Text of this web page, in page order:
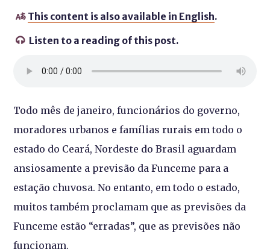
 This content is also available in English.
 Listen to a reading of this post.
Todo mês de janeiro, funcionários do governo,
moradores urbanos e famílias rurais em todo o
estado do Ceará, Nordeste do Brasil aguardam
ansiosamente a previsão da Funceme para a
estação chuvosa. No entanto, em todo o estado,
muitos também proclamam que as previsões da
Funceme estão “erradas”, que as previsões não
funcionam.